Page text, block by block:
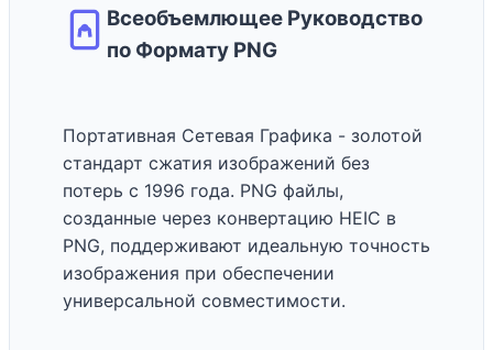
Всеобъемлющее Руководство
по Формату PNG
Портативная Сетевая Графика - золотой
стандарт сжатия изображений без
потерь с 1996 года. PNG файлы,
созданные через конвертацию HEIC в
PNG, поддерживают идеальную точность
изображения при обеспечении
универсальной совместимости.